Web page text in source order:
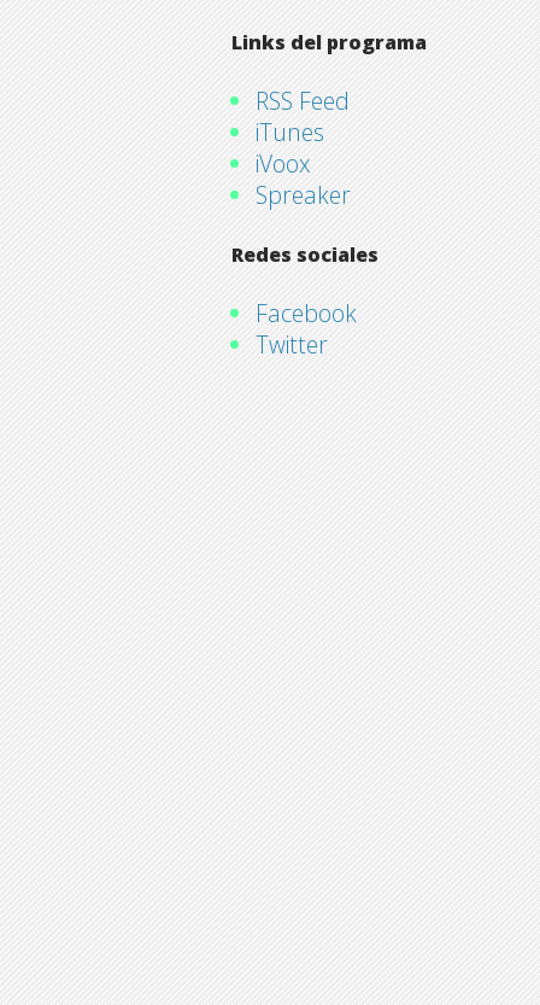
Links del programa
RSS Feed
iTunes
iVoox
Spreaker
Redes sociales
Facebook
Twitter